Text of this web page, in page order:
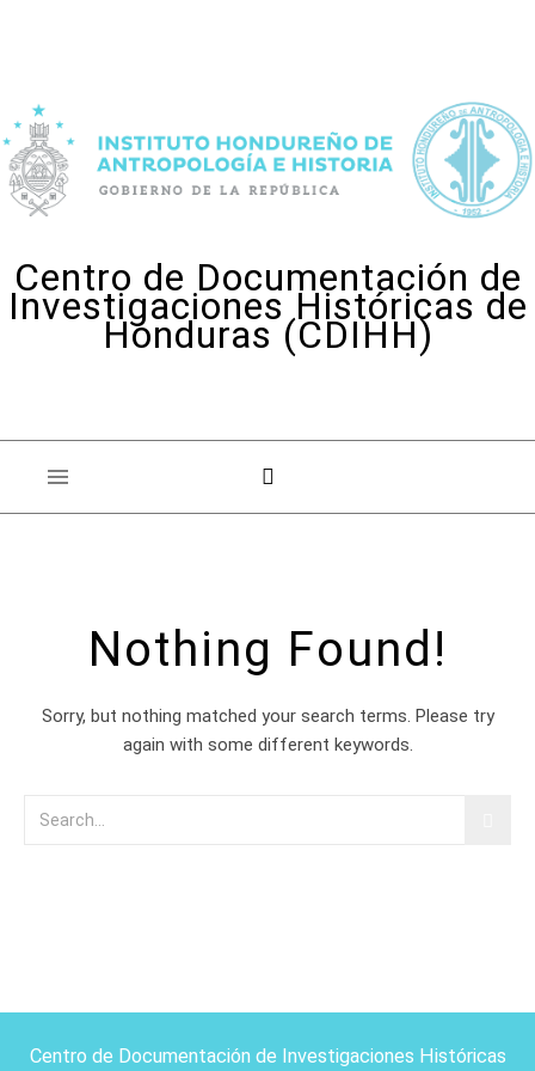
Centro de Documentación de
Investigaciones Históricas de
Honduras (CDIHH)
Nothing Found!
Sorry, but nothing matched your search terms. Please try
again with some different keywords.
Centro de Documentación de Investigaciones Históricas